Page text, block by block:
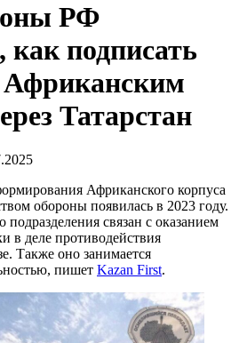
РФ
как подписать
Африканским
Татарстан
Африканского корпуса
обороны появилась в 2023 году.
связан с оказанием
в деле противодействия
Также оно занимается
пишет Kazan First.